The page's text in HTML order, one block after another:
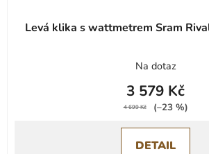
Levá klika s wattmetrem Sram
Na dotaz
3 579 Kč
4 699 Kč (–23 %)
DETAIL